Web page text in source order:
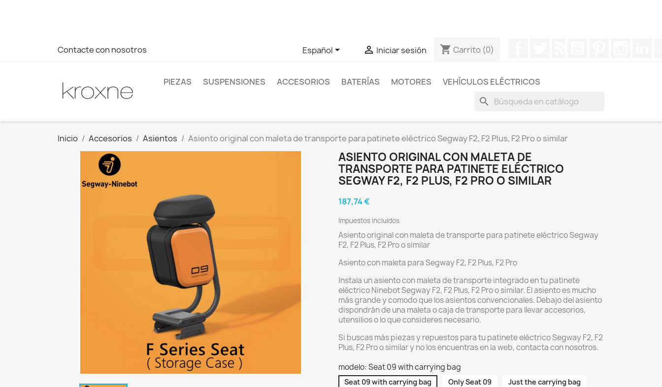
Contacte con nosotros Español  Iniciar sesión shopping_cart Carrito (0)
PIEZAS SUSPENSIONES ACCESORIOS BATERÍAS MOTORES VEHÍCULOS ELÉCTRICOS
search
Inicio Accesorios Asientos Asiento original con maleta de transporte para patinete eléctrico Segway F2, F2 Plus, F2 Pro o similar
ASIENTO ORIGINAL CON MALETA DE
TRANSPORTE PARA PATINETE ELÉCTRICO
SEGWAY F2, F2 PLUS, F2 PRO O SIMILAR
187,74 €
Impuestos incluidos
Asiento original con maleta de transporte para patinete eléctrico Segway
F2, F2 Plus, F2 Pro o similar
Asiento con maleta para Segway F2, F2 Plus, F2 Pro
Instala un asiento con maleta de transporte integrado en tu patinete
eléctrico Ninebot Segway F2, F2 Plus, F2 Pro o similar. El asiento es mucho
más grande y comodo que los asientos convencionales. Debajo del asiento
dispondrán de una maleta o caja de transporte para llevar accesorios,
utensilios o lo que consideres necesario.
Si buscas más piezas y repuestos para tu patinete eléctrico Segway F2, F2
Plus, F2 Pro o similar y no los encuentras en la web, contacta con nosotros.
modelo: Seat 09 with carrying bag
Seat 09 with carrying bag Only Seat 09 Just the carrying bag